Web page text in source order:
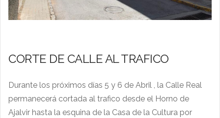
CORTE DE CALLE AL TRAFICO
Durante los próximos días 5 y 6 de Abril , la Calle Real
permanecerá cortada al trafico desde el Horno de
Ajalvir hasta la esquina de la Casa de la Cultura por